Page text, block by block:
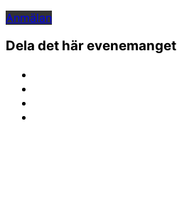
Anmälan
Dela det här evenemanget